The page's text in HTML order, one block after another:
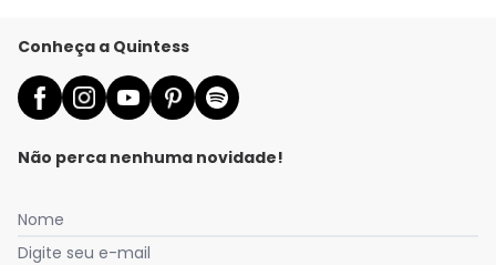
Conheça a Quintess
Não perca nenhuma novidade!
Nome
Digite seu e-mail